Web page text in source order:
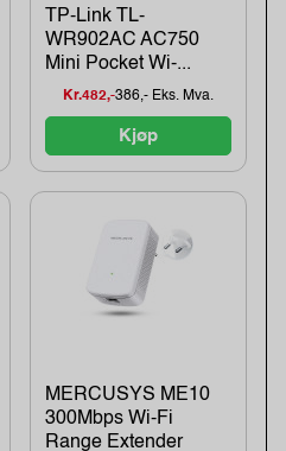
TP-Link TL-
WR902AC AC750
Mini Pocket Wi-...
Kr.482,-386,- Eks. Mva.
Kjøp
MERCUSYS ME10
300Mbps Wi-Fi
Range Extender